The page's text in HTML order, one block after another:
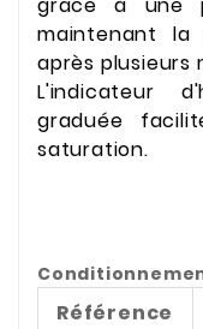
maintenant
après plusieurs
L'indicateur
graduée
saturation.
Référence